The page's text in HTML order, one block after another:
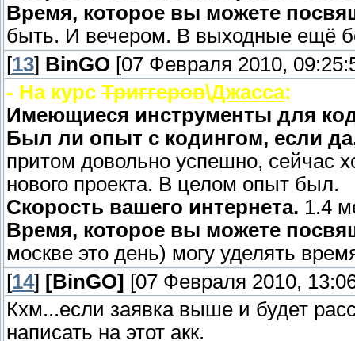
Время, которое вы можете
быть. И вечером. В выходные ещё
[13] BinGO [07 Февраля 2010,
- На курс Триггеров\Джасса:
Имеющиеся инструменты для
Был ли опыт с кодингом, если
притом довольно успешно, сейчас
нового проекта. В целом опыт был.
Скорость вашего интернета. 1.4
Время, которое вы можете
москве это день) могу уделять
[14] [BinGO] [07 Февраля 2010,
Кхм...если заявка выше и будет
написать на этот акк.